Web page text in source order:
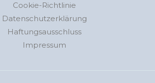
Cookie-Richtlinie
Datenschutzerklärung
Haftungsausschluss
Impressum